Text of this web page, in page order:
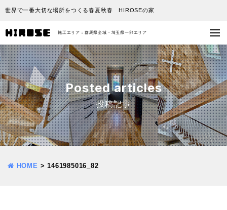
世界で一番大切な場所をつくる春夏秋春 HIROSEの家
施工エリア：群馬県全域・埼玉県一部エリア
Posted articles
投稿記事
HOME >1461985016_82